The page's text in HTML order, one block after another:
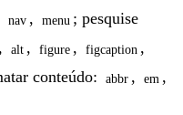
nav , menu ; pesquise
, alt , figure , figcaption ,
conteúdo: abbr , em ,